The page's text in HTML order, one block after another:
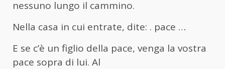
nessuno lungo il cammino.
Nella casa in cui entrate, dite: . pace …
E se c’è un figlio della pace, venga la vostra
pace sopra di lui. Al